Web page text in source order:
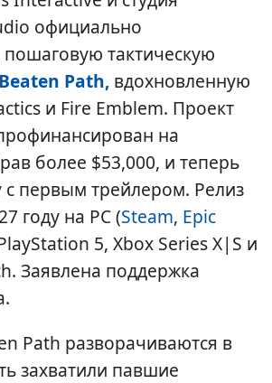
официально
тактическую
Beaten Path, вдохновленную
и Fire Emblem. Проект
на
более $53,000, и теперь
с первым трейлером. Релиз
году на PC (Steam, Epic
5, Xbox Series X|S и
Заявлена поддержка
Path разворачиваются в
захватили павшие